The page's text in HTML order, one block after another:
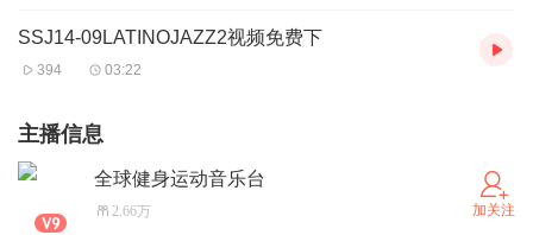
SSJ14-09LATINOJAZZ2视频免费下
394 03:22
主播信息
全球健身运动音乐台
2.66万 加关注